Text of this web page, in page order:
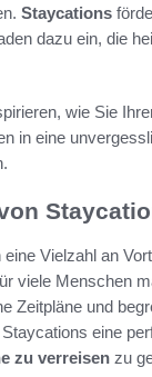
Staycations
dazu ein, die
wie Sie
in eine
eine Vielzahl an
viele Menschen
Zeitpläne und
eine
zu verreisen zu